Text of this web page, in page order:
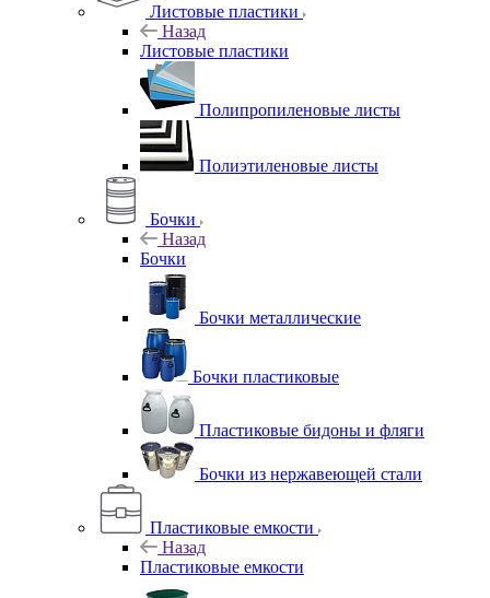
Листовые пластики
Назад
Листовые пластики
Полипропиленовые листы
Полиэтиленовые листы
Бочки
Назад
Бочки
Бочки металлические
Бочки пластиковые
Пластиковые бидоны и фляги
Бочки из нержавеющей стали
Пластиковые емкости
Назад
Пластиковые емкости